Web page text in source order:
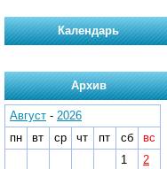
Календарь
Архив
Август - 2026
пн
вт ср чт пт сб
вс
1
2